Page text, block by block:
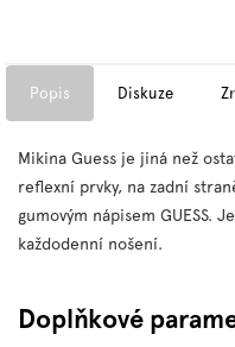
Popis Diskuze
Mikina Guess je jiná než
reflexní prvky, na zadní
gumovým nápisem GUESS.
každodenní nošení.
Doplňkové